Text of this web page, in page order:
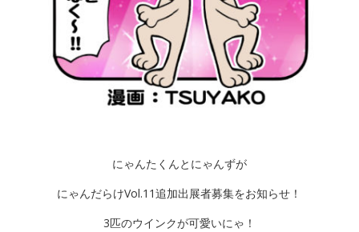
にゃんたくんとにゃんずが
にゃんだらけVol.11追加出展者募集をお知らせ！
3匹のウインクが可愛いにゃ！